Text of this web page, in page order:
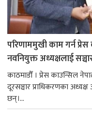
परिणाममुखी काम गर्न
नवनियुक्त अध्यक्षलाई
काठमाडौँ । प्रेस काउन्सिल
दूरसञ्चार प्राधिकरणका
छन्।...